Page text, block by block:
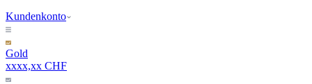
Kundenkonto
Gold
xxxx,xx CHF